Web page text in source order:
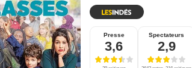
Presse
3,6
Spectateurs
2,9